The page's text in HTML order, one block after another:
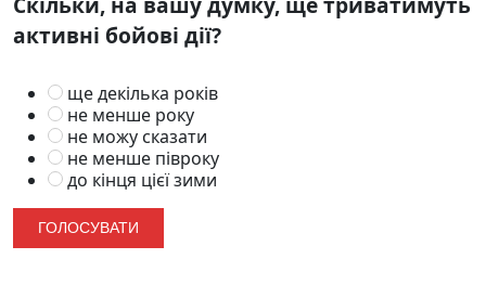
активні бойові дії?
ще декілька років
не менше року
не можу сказати
не менше півроку
до кінця цієї зими